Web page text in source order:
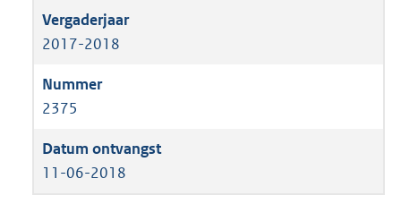
2017-2018
2375
11-06-2018